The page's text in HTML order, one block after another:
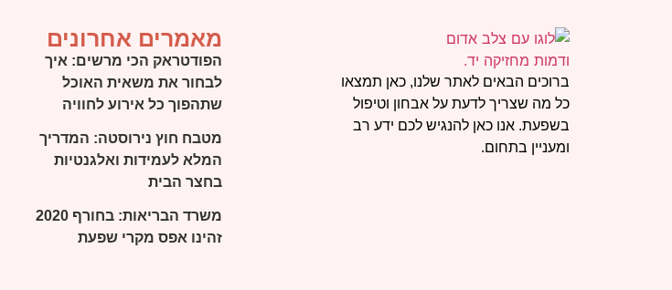
ברוכים הבאים לאתר שלנו, כאן תמצאו
כל מה שצריך לדעת על אבחון וטיפול
בשפעת. אנו כאן להנגיש לכם ידע רב
ומעניין בתחום.
מאמרים אחרונים
הפודטראק הכי מרשים: איך
לבחור את משאית האוכל
שתהפוך כל אירוע לחוויה
מטבח חוץ נירוסטה: המדריך
המלא לעמידות ואלגנטיות
בחצר הבית
משרד הבריאות: בחורף 2020
זהינו אפס מקרי שפעת